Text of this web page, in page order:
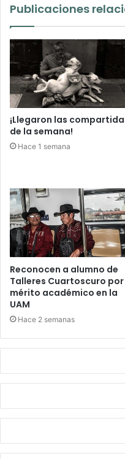
Publicaciones
¡Llegaron las
de la semana!
Hace 1 semana
Reconocen a alumno de
Talleres Cuartoscuro por
mérito académico en la
UAM
Hace 2 semanas